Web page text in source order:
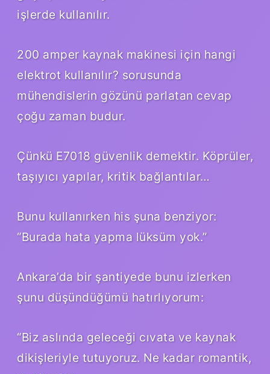
işlerde kullanılır.
200 amper kaynak makinesi için hangi
elektrot kullanılır? sorusunda
mühendislerin gözünü parlatan cevap
çoğu zaman budur.
Çünkü E7018 güvenlik demektir. Köprüler,
taşıyıcı yapılar, kritik bağlantılar…
Bunu kullanırken his şuna benziyor:
“Burada hata yapma lüksüm yok.”
Ankara’da bir şantiyede bunu izlerken
şunu düşündüğümü hatırlıyorum:
“Biz aslında geleceği cıvata ve kaynak
dikişleriyle tutuyoruz. Ne kadar romantik,